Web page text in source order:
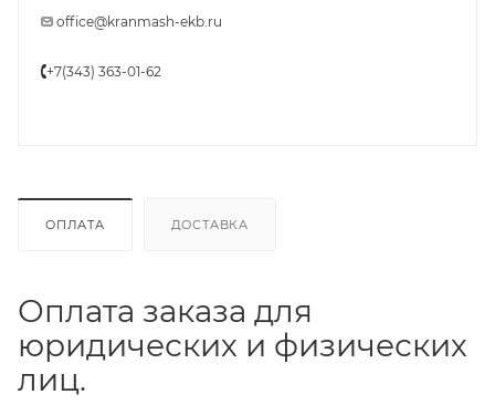
office@kranmash-ekb.ru
+7(343) 363-01-62
ОПЛАТА ДОСТАВКА
Оплата заказа для
юридических и физических
лиц.